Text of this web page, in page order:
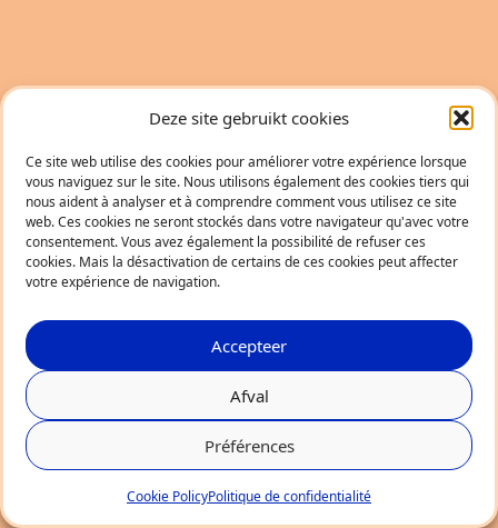
Deze site gebruikt cookies
Ce site web utilise des cookies pour améliorer votre expérience lorsque
vous naviguez sur le site. Nous utilisons également des cookies tiers qui
nous aident à analyser et à comprendre comment vous utilisez ce site
web. Ces cookies ne seront stockés dans votre navigateur qu'avec votre
consentement. Vous avez également la possibilité de refuser ces
cookies. Mais la désactivation de certains de ces cookies peut affecter
votre expérience de navigation.
Accepteer
Afval
Préférences
Cookie PolicyPolitique de confidentialité